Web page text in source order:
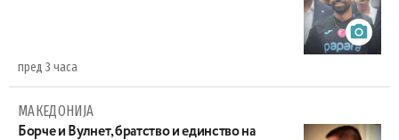
пред 3 часа
МАКЕДОНИЈА
Борче и Вулнет, братство и единство на